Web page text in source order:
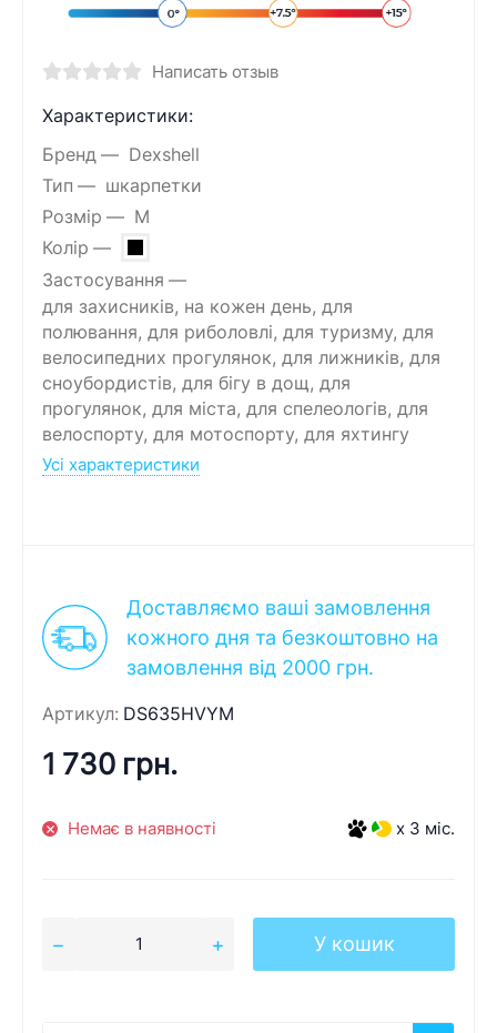
Написать отзыв
Характеристики:
Бренд
Dexshell
Тип
шкарпетки
Розмір
M
Колір
Застосування
для захисників, на кожен день, для
полювання, для риболовлі, для туризму, для
велосипедних прогулянок, для лижників, для
сноубордистів, для бігу в дощ, для
прогулянок, для міста, для спелеологів, для
велоспорту, для мотоспорту, для яхтингу
Усі характеристики
Доставляємо ваші замовлення
кожного дня та безкоштовно на
замовлення від 2000 грн.
Артикул: DS635HVYM
1 730 грн.
Немає в наявності x 3 міс.
У кошик